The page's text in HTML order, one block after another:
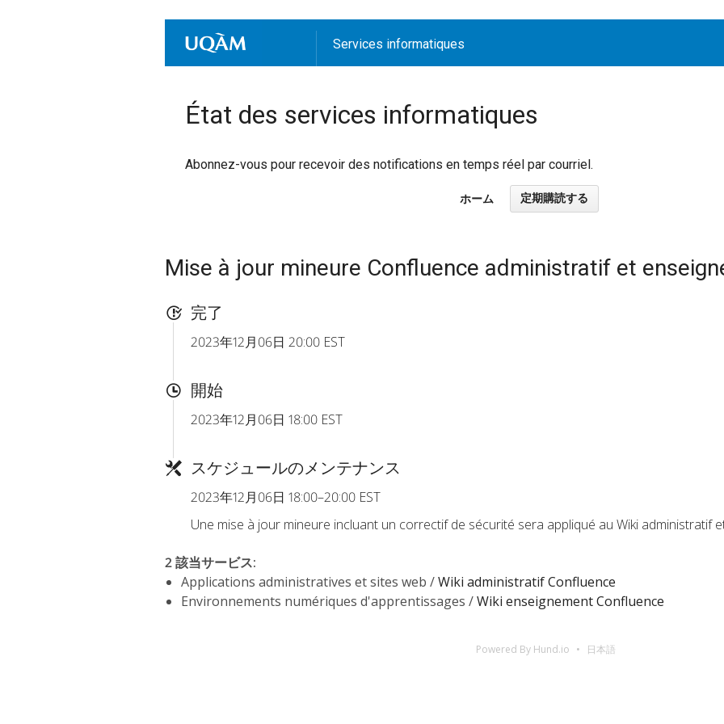
Services informatiques
État des services informatiques
Abonnez-vous pour recevoir des notifications en temps réel par courriel.
ホーム 定期購読する
Mise à jour mineure Confluence administratif et
完了
2023年12月06日 20:00 EST
開始
2023年12月06日 18:00 EST
スケジュールのメンテナンス
2023年12月06日 18:00–20:00 EST
Une mise à jour mineure incluant un correctif de sécurité sera appliqué au Wiki administratif
2 該当サービス:
Applications administratives et sites web /Wiki administratif Confluence
Environnements numériques d'apprentissages /Wiki enseignement Confluence
Powered By Hund.io 日本語